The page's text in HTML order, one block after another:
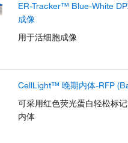
ER-Tracker™ Blue-White
成像
用于活细胞成像
CellLight™ 晚期内体-RFP
可采用红色荧光蛋白轻松标
内体